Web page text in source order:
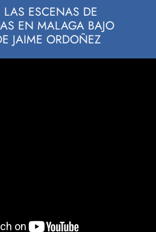
ESCENAS DE
EN MALAGA BAJO
JAIME ORDOÑEZ